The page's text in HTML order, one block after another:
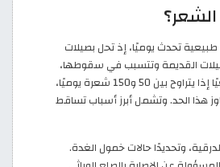
تحدث يوميًا، إذ تحل بصيلات
القديمة وتتسبب في سقوطها،
ويُعد التساقط أمرًا طبيعيًا إذا يتراوح بين 50 و150 شعرة يوميًا،
هذا الحد. وتشمل أبرز أسباب تساقط
وتحديدًا حالات خمول الغدة.